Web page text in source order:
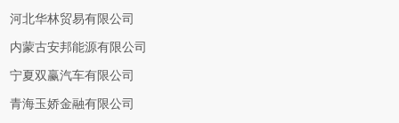
河北华林贸易有限公司
内蒙古安邦能源有限公司
宁夏双赢汽车有限公司
青海玉娇金融有限公司